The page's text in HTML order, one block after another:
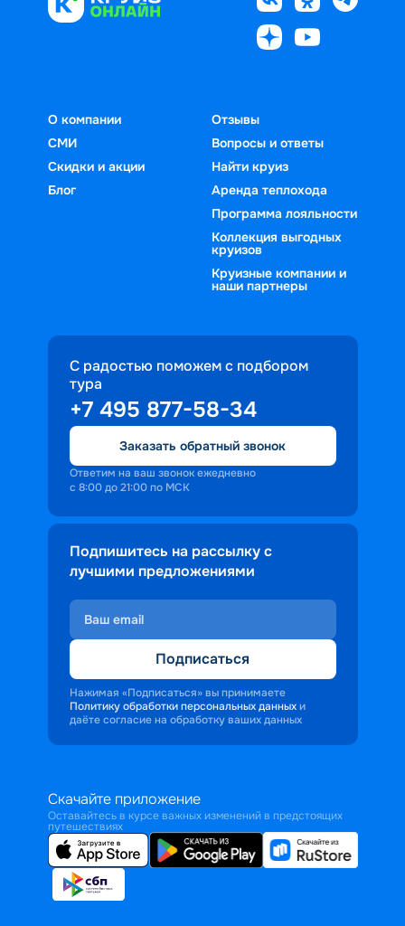
О компании
СМИ
Скидки и акции
Блог
Отзывы
Вопросы и ответы
Найти круиз
Аренда теплохода
Программа лояльности
Коллекция выгодных
круизов
Круизные компании и
наши партнеры
С радостью поможем с подбором
тура
+7 495 877-58-34
Заказать обратный звонок
Ответим на ваш звонок ежедневно
с 8:00 до 21:00 по МСК
Подпишитесь на рассылку с
лучшими предложениями
Подписаться
Нажимая «Подписаться» вы принимаете
Политику обработки персональных данных и
даёте согласие на обработку ваших данных
Скачайте приложение
Оставайтесь в курсе важных изменений в предстоящих
путешествиях